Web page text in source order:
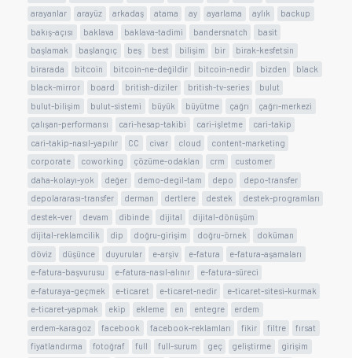
arayanlar arayüz arkadaş atama ay ayarlama aylık
backup
bakış-açısı
baklava baklava-tadimi bandersnatch
basit
başlamak
başlangıç beş best bilişim bir
birak-kesfetsin
birarada
bitcoin bitcoin-ne-değildir bitcoin-nedir bizden
black
black-mirror
board british-diziler british-tv-series
bulut
bulut-bilişim
bulut-sistemi büyük büyütme çağrı
çağrı-merkezi
çalışan-performansı
cari-hesap-takibi cari-işletme
cari-takip
cari-takip-nasıl-yapılır
CC civar cloud
content-marketing
corporate
coworking çözüme-odaklan crm
customer
daha-kolayı-yok
değer demo-degil-tam depo
depo-transfer
depolararası-transfer
derman dertlere destek
destek-programları
destek-ver
devam dibinde dijital
dijital-dönüşüm
dijital-reklamcilik
dip doğru-girişim doğru-örnek
doküman
döviz
düşünce duyurular e-arşiv e-fatura
e-fatura-aşamaları
e-fatura-başvurusu
e-fatura-nasıl-alınır
e-fatura-süreci
e-faturaya-geçmek
e-ticaret e-ticaret-nedir
e-ticaret-sitesi-kurmak
e-ticaret-yapmak
ekip ekleme en entegre
erdem
erdem-karagoz
facebook facebook-reklamları fikir filtre
fırsat
fiyatlandırma
fotoğraf full full-surum geç geliştirme
girişim